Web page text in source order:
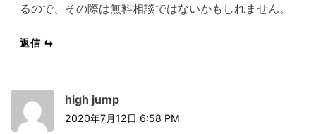
るので、その際は無料相談ではないかもしれません。
返信
high jump
2020年7月12日 6:58 PM